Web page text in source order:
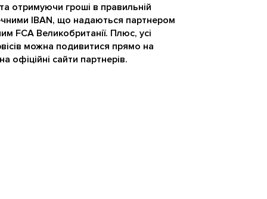
отримуючи гроші в правильній
IBAN, що надаються партнером
FCA Великобританії. Плюс, усі
можна подивитися прямо на
офіційні сайти партнерів.